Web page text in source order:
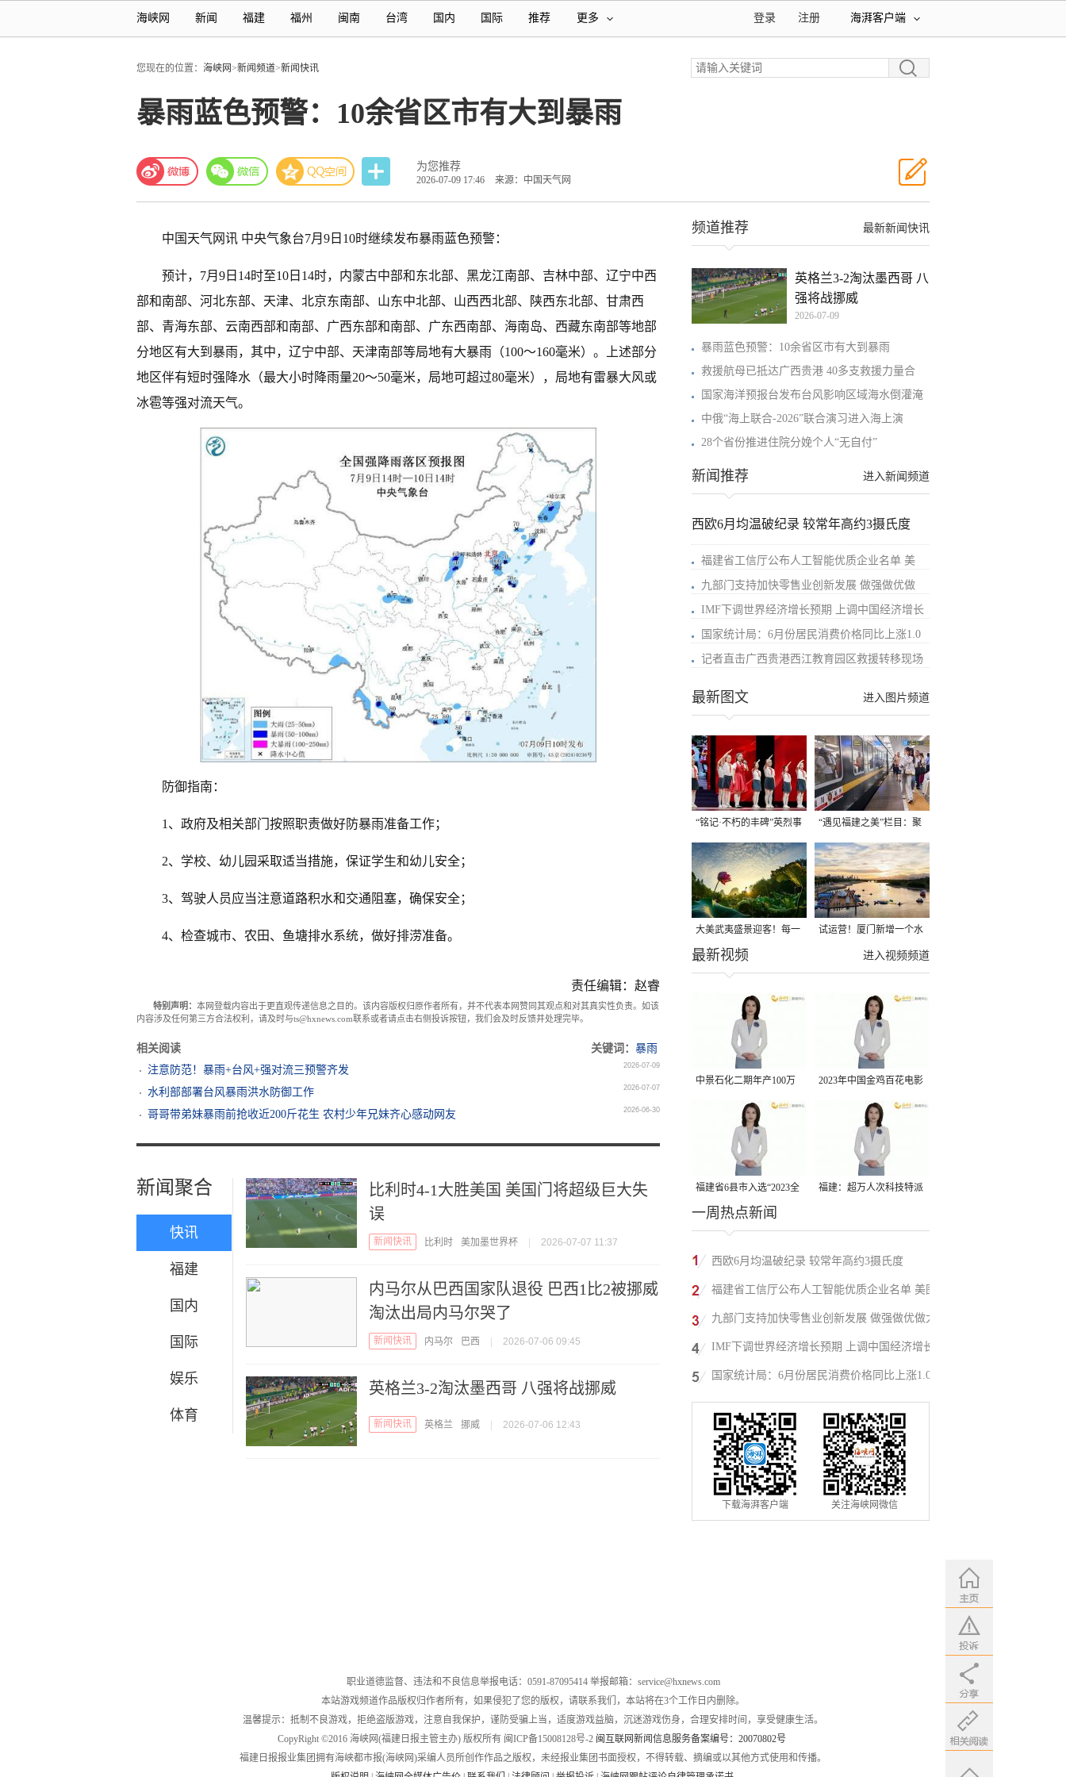
海峡网 新闻 福建 福州 闽南 台湾 国内 国际 推荐 更多 海湃客户端
注册
登录
您现在的位置： 海峡网>新闻频道>新闻快讯
暴雨蓝色预警：10余省区市有大到暴雨
为您推荐
2026-07-09 17:46 来源：中国天气网
中国天气网讯 中央气象台7月9日10时继续发布暴雨蓝色预警：
预计，7月9日14时至10日14时，内蒙古中部和东北部、黑龙江南部、吉林中部、辽宁中西
部和南部、河北东部、天津、北京东南部、山东中北部、山西西北部、陕西东北部、甘肃西
部、青海东部、云南西部和南部、广西东部和南部、广东西南部、海南岛、西藏东南部等地部
分地区有大到暴雨，其中，辽宁中部、天津南部等局地有大暴雨（100～160毫米）。上述部分
地区伴有短时强降水（最大小时降雨量20～50毫米，局地可超过80毫米），局地有雷暴大风或
冰雹等强对流天气。
防御指南：
1、政府及相关部门按照职责做好防暴雨准备工作；
2、学校、幼儿园采取适当措施，保证学生和幼儿安全；
3、驾驶人员应当注意道路积水和交通阻塞，确保安全；
4、检查城市、农田、鱼塘排水系统，做好排涝准备。
责任编辑：赵睿
特别声明： 本网登载内容出于更直观传递信息之目的。该内容版权归原作者所有，并不代表本网赞同其观点和对其真实性负责。如该
内容涉及任何第三方合法权利，请及时与ts@hxnews.com联系或者请点击右侧投诉按钮，我们会及时反馈并处理完毕。
相关阅读 关键词： 暴雨
注意防范！暴雨+台风+强对流三预警齐发
2026-07-09
水利部部署台风暴雨洪水防御工作 2026-07-07
哥哥带弟妹暴雨前抢收近200斤花生 农村少年兄妹齐心感动网友 2026-06-30
新闻聚合
快讯
福建
国内
国际
娱乐
体育
比利时4-1大胜美国 美国门将超级巨大失
误
新闻快讯 比利时 美加墨世界杯 2026-07-07 11:37
内马尔从巴西国家队退役 巴西1比2被挪威
淘汰出局内马尔哭了
新闻快讯 内马尔 巴西 2026-07-06 09:45
英格兰3-2淘汰墨西哥 八强将战挪威
新闻快讯 英格兰 挪威 2026-07-06 12:43
最新新闻快讯
频道推荐
英格兰3-2淘汰墨西哥 八
强将战挪威
2026-07-09
暴雨蓝色预警：10余省区市有大到暴雨
救援航母已抵达广西贵港 40多支救援力量合
国家海洋预报台发布台风影响区域海水倒灌淹
中俄“海上联合-2026”联合演习进入海上演
28个省份推进住院分娩个人“无自付”
进入新闻频道
新闻推荐
西欧6月均温破纪录 较常年高约3摄氏度
福建省工信厅公布人工智能优质企业名单 美
九部门支持加快零售业创新发展 做强做优做
IMF下调世界经济增长预期 上调中国经济增长
国家统计局：6月份居民消费价格同比上涨1.0
记者直击广西贵港西江教育园区救援转移现场
进入图片频道
最新图文
“铭记·不朽的丰碑”英烈事
迹宣讲在长汀举行
“遇见福建之美”栏目：聚
焦福建一周大事记
大美武夷盛景迎客！每一
种打开方式都值得你亲身
试运营！厦门新增一个水
上运动综合体！进入视频频道
最新视频
中景石化二期年产100万
吨丙烷脱氢项目建成中交
2023年中国金鸡百花电影
节有福电影巡展31日启动
福建省6县市入选“2023全
国县域发展潜力百强县”
福建：超万人次科技特派
一周热点新闻
西欧6月均温破纪录 较常年高约3摄氏度
福建省工信厅公布人工智能优质企业名单 美图
公司入选
九部门支持加快零售业创新发展 做强做优做大
IMF下调世界经济增长预期 上调中国经济增长
预期
国家统计局：6月份居民消费价格同比上涨1.0%
下载海湃客户端 关注海峡网微信
职业道德监督、违法和不良信息举报电话：0591-87095414 举报邮箱：service@hxnews.com
本站游戏频道作品版权归作者所有，如果侵犯了您的版权，请联系我们，本站将在3个工作日内删除。
温馨提示：抵制不良游戏，拒绝盗版游戏，注意自我保护，谨防受骗上当，适度游戏益脑，沉迷游戏伤身，合理安排时间，享受健康生活。
CopyRight ©2016 海峡网(福建日报主管主办) 版权所有 闽ICP备15008128号-2 闽互联网新闻信息服务备案编号：20070802号
福建日报报业集团拥有海峡都市报(海峡网)采编人员所创作作品之版权，未经报业集团书面授权，不得转载、摘编或以其他方式使用和传播。